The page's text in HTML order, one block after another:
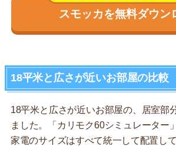
スモッカを無料ダウン
18平米と広さが近いお部屋の比較
18平米と広さが近いお部屋の、居室部
ました。「カリモク60シミュレーター
家電のサイズはすべて統一して配置して